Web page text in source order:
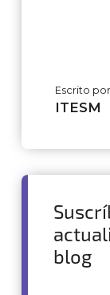
Escrito por
ITESM
blog